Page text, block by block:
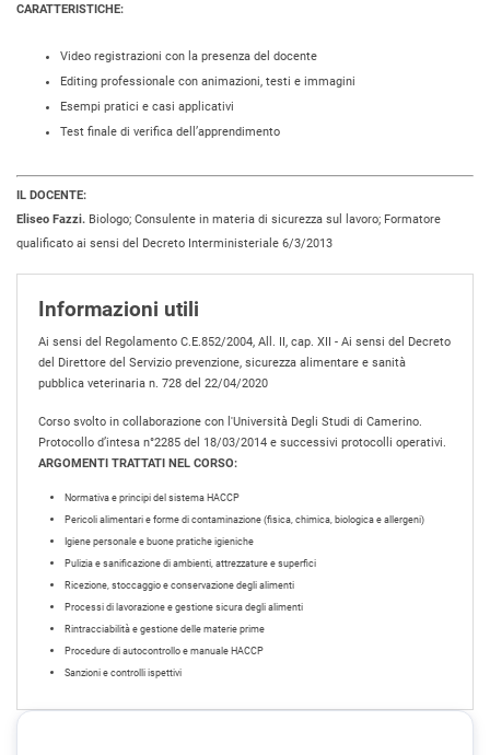
CARATTERISTICHE:
Video registrazioni con la presenza del docente
Editing professionale con animazioni, testi e immagini
Esempi pratici e casi applicativi
Test finale di verifica dell’apprendimento
IL DOCENTE:
Eliseo Fazzi. Biologo; Consulente in materia di sicurezza sul lavoro; Formatore
qualificato ai sensi del Decreto Interministeriale 6/3/2013
Informazioni utili
Ai sensi del Regolamento C.E.852/2004, All. II, cap. XII - Ai sensi del Decreto
del Direttore del Servizio prevenzione, sicurezza alimentare e sanità
pubblica veterinaria n. 728 del 22/04/2020
Corso svolto in collaborazione con l'Università Degli Studi di Camerino.
Protocollo d’intesa n°2285 del 18/03/2014 e successivi protocolli operativi.
ARGOMENTI TRATTATI NEL CORSO:
Normativa e principi del sistema HACCP
Pericoli alimentari e forme di contaminazione (fisica, chimica, biologica e allergeni)
Igiene personale e buone pratiche igieniche
Pulizia e sanificazione di ambienti, attrezzature e superfici
Ricezione, stoccaggio e conservazione degli alimenti
Processi di lavorazione e gestione sicura degli alimenti
Rintracciabilità e gestione delle materie prime
Procedure di autocontrollo e manuale HACCP
Sanzioni e controlli ispettivi